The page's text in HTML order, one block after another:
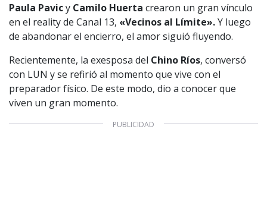
Paula Pavicy Camilo Huerta crearon un gran vínculo
en el reality de Canal 13, «Vecinos al Límite».Y luego
de abandonar el encierro, el amor siguió fluyendo.
Recientemente, la exesposa del Chino Ríos, conversó
con LUN y se refirió al momento que vive con el
preparador físico. De este modo, dio a conocer que
viven un gran momento.